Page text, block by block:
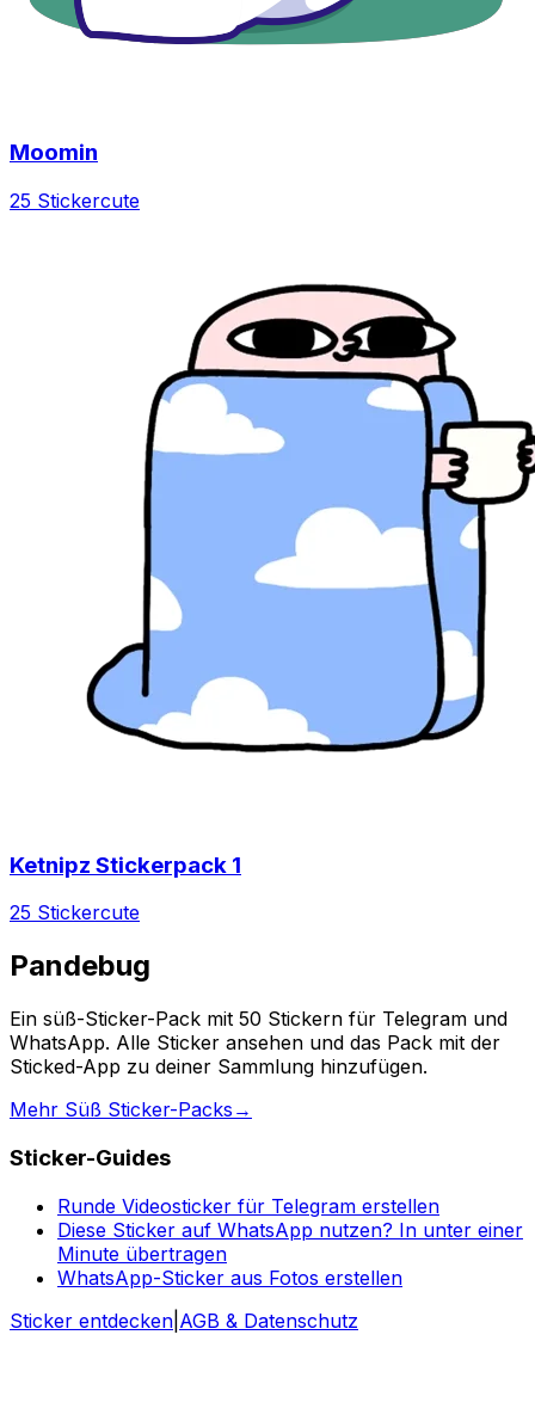
Moomin
25 Stickercute
Ketnipz Stickerpack 1
25 Stickercute
Pandebug
Ein süß-Sticker-Pack mit 50 Stickern für Telegram und
WhatsApp. Alle Sticker ansehen und das Pack mit der
Sticked-App zu deiner Sammlung hinzufügen.
Mehr Süß Sticker-Packs →
Sticker-Guides
Runde Videosticker für Telegram erstellen
Diese Sticker auf WhatsApp nutzen? In unter einer
Minute übertragen
WhatsApp-Sticker aus Fotos erstellen
Sticker entdecken AGB & Datenschutz